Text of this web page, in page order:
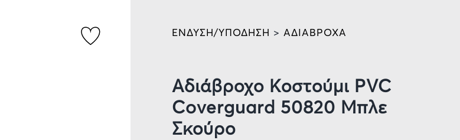
ΕΝΔΥΣΗ/ΥΠΟΔΗΣΗ > ΑΔΙΑΒΡΟΧΑ
Αδιάβροχο Κοστούμι PVC
Coverguard 50820 Μπλε
Σκούρο